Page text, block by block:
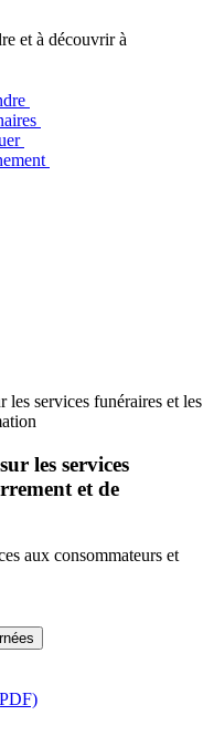
et à découvrir à
services funéraires et les
les services
et de
aux consommateurs et